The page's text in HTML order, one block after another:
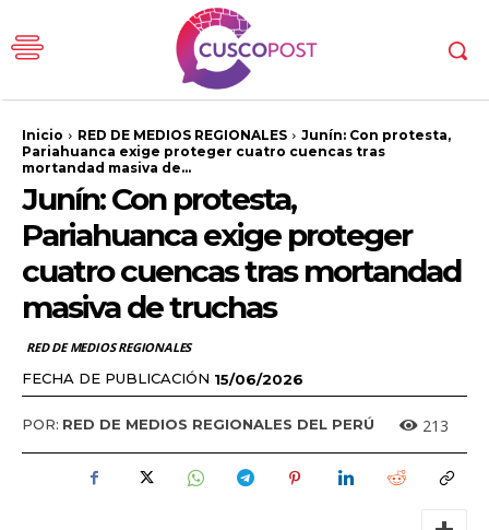
Inicio RED DE MEDIOS REGIONALES
Junín: Con protesta,
Pariahuanca exige proteger cuatro cuencas tras
mortandad masiva de...
Junín: Con protesta,
Pariahuanca exige proteger
cuatro cuencas tras mortandad
masiva de truchas
RED DE MEDIOS REGIONALES
FECHA DE PUBLICACIÓN 15/06/2026
POR: RED DE MEDIOS REGIONALES DEL PERÚ 213